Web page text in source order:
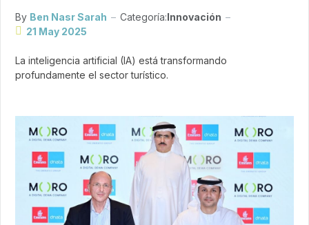
By Ben Nasr Sarah Categoría:Innovación
21 May 2025
La inteligencia artificial (IA) está transformando
profundamente el sector turístico.